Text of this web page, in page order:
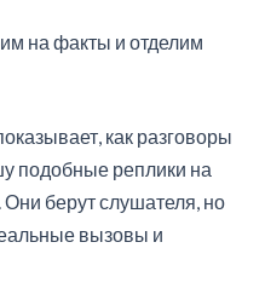
на факты и отделим
как разговоры
подобные реплики на
берут слушателя, но
вызовы и